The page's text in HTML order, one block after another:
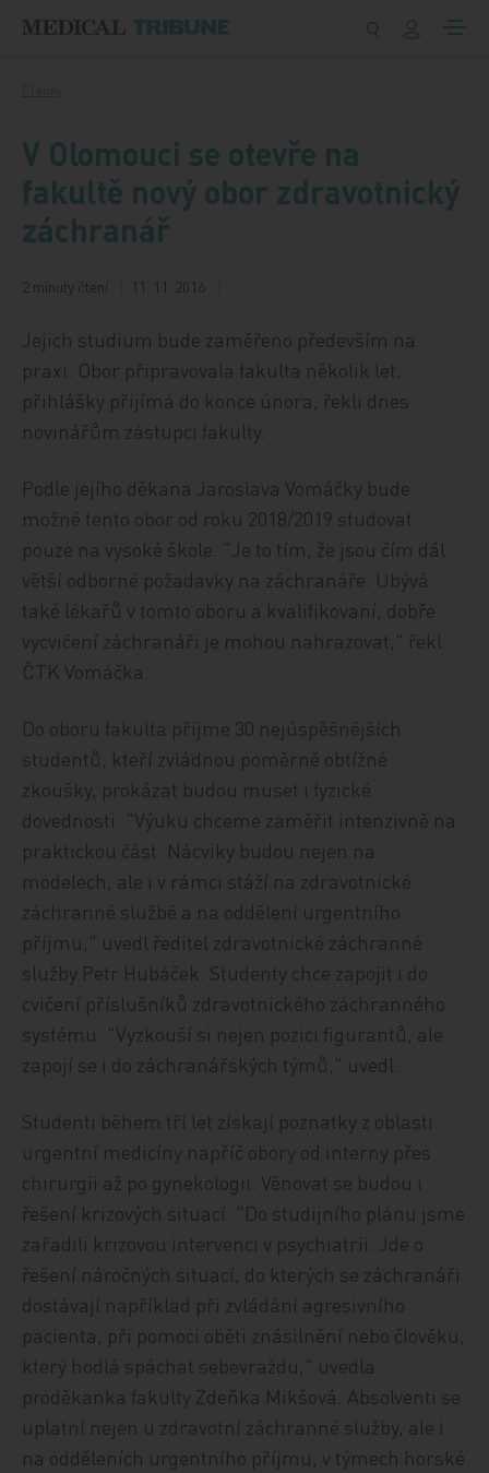
V Olomouci se otevře na
fakultě nový obor zdravotnický
záchranář
2 minuty čtení 11. 11. 2016
Jejich studium bude zaměřeno především na
praxi. Obor připravovala fakulta několik let,
přihlášky přijímá do konce února, řekli dnes
novinářům zástupci fakulty.
Podle jejího děkana Jaroslava Vomáčky bude
možné tento obor od roku 2018/2019 studovat
pouze na vysoké škole. "Je to tím, že jsou čím dál
větší odborné požadavky na záchranáře. Ubývá
také lékařů v tomto oboru a kvalifikovaní, dobře
vycvičení záchranáři je mohou nahrazovat," řekl
ČTK Vomáčka.
Do oboru fakulta přijme 30 nejúspěšnějších
studentů, kteří zvládnou poměrně obtížné
zkoušky, prokázat budou muset i fyzické
dovednosti. "Výuku chceme zaměřit intenzivně na
praktickou část. Nácviky budou nejen na
modelech, ale i v rámci stáží na zdravotnické
záchranné službě a na oddělení urgentního
příjmu," uvedl ředitel zdravotnické záchranné
služby Petr Hubáček. Studenty chce zapojit i do
cvičení příslušníků zdravotnického záchranného
systému. "Vyzkouší si nejen pozici figurantů, ale
zapojí se i do záchranářských týmů," uvedl.
Studenti během tří let získají poznatky z oblasti
urgentní medicíny napříč obory od interny přes
chirurgii až po gynekologii. Věnovat se budou i
řešení krizových situací. "Do studijního plánu jsme
zařadili krizovou intervenci v psychiatrii. Jde o
řešení náročných situací, do kterých se záchranáři
dostávají například při zvládání agresivního
pacienta, při pomoci oběti znásilnění nebo člověku,
který hodlá spáchat sebevraždu," uvedla
proděkanka fakulty Zdeňka Mikšová. Absolventi se
uplatní nejen u zdravotní záchranné služby, ale i
na odděleních urgentního příjmu, v týmech horské